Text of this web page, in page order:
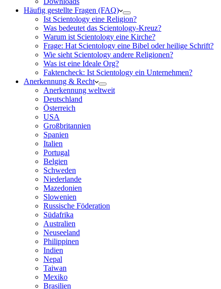
Häufig gestellte Fragen (FAQ)
Ist Scientology eine Religion?
Was bedeutet das Scientology-Kreuz?
Warum ist Scientology eine Kirche?
Frage: Hat Scientology eine Bibel oder heilige Schrift?
Wie sieht Scientology andere Religionen?
Was ist eine Ideale Org?
Faktencheck: Ist Scientology ein Unternehmen?
Anerkennung & Recht
Anerkennung weltweit
Deutschland
Österreich
USA
Großbritannien
Spanien
Italien
Portugal
Belgien
Schweden
Niederlande
Mazedonien
Slowenien
Russische Föderation
Südafrika
Australien
Neuseeland
Philippinen
Indien
Nepal
Taiwan
Mexiko
Brasilien